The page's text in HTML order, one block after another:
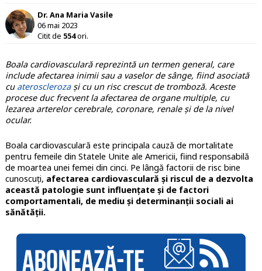
Dr. Ana Maria Vasile
06 mai 2023
Citit de 554ori.
Boala cardiovasculară reprezintă un termen general, care
include afectarea inimii sau a vaselor de sânge, fiind asociată
cu aterosclerozași cu un risc crescut de tromboză. Aceste
procese duc frecvent la afectarea de organe multiple, cu
lezarea arterelor cerebrale, coronare, renale și de la nivel
ocular.
Boala cardiovasculară este principala cauză de mortalitate
pentru femeile din Statele Unite ale Americii, fiind responsabilă
de moartea unei femei din cinci. Pe lângă factorii de risc bine
cunoscuți, afectarea cardiovasculară și riscul de a dezvolta
această patologie sunt influențate și de factori
comportamentali, de mediu și determinanții sociali ai
sănătății.